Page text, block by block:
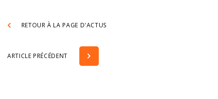
RETOUR À LA PAGE D'ACTUS
ARTICLE PRÉCÉDENT